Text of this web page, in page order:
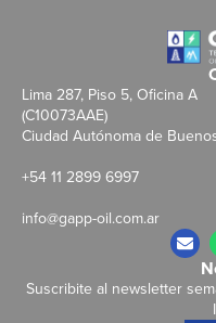
Lima 287, Piso 5, Oficina A
(C10073AAE)
Ciudad Autónoma de
+54 11 2899 6997
info@gapp-oil.com.ar
Suscribite al newsletter